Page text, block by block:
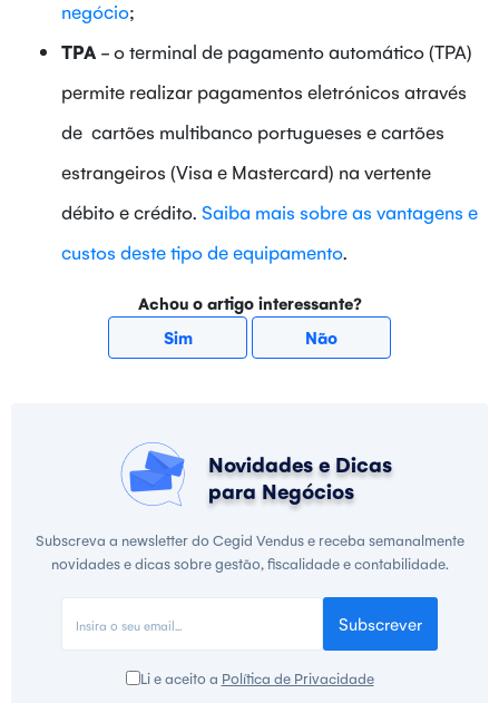
negócio;
TPA - o terminal de pagamento automático (TPA)
permite realizar pagamentos eletrónicos através
de cartões multibanco portugueses e cartões
estrangeiros (Visa e Mastercard) na vertente
débito e crédito. Saiba mais sobre as vantagens e
custos deste tipo de equipamento.
Achou o artigo interessante?
Sim
Não
Novidades e Dicas
para Negócios
Subscreva a newsletter do Cegid Vendus e receba semanalmente
novidades e dicas sobre gestão, fiscalidade e contabilidade.
Subscrever
Li e aceito a Política de Privacidade